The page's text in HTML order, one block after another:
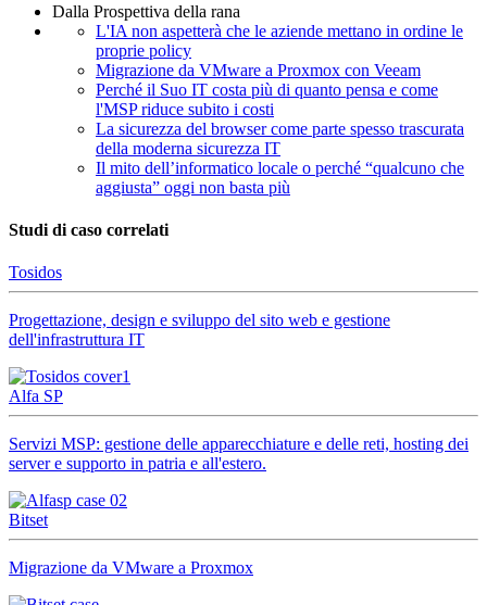
Dalla Prospettiva della rana
L'IA non aspetterà che le aziende mettano in ordine le
proprie policy
Migrazione da VMware a Proxmox con Veeam
Perché il Suo IT costa più di quanto pensa e come
l'MSP riduce subito i costi
La sicurezza del browser come parte spesso trascurata
della moderna sicurezza IT
Il mito dell’informatico locale o perché “qualcuno che
aggiusta” oggi non basta più
Studi di caso correlati
Tosidos
Progettazione, design e sviluppo del sito web e gestione
dell'infrastruttura IT
Alfa SP
Servizi MSP: gestione delle apparecchiature e delle reti, hosting dei
server e supporto in patria e all'estero.
Bitset
Migrazione da VMware a Proxmox